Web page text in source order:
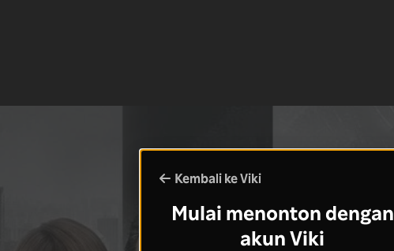
Kembali ke Viki
Mulai menonton dengan
akun Viki